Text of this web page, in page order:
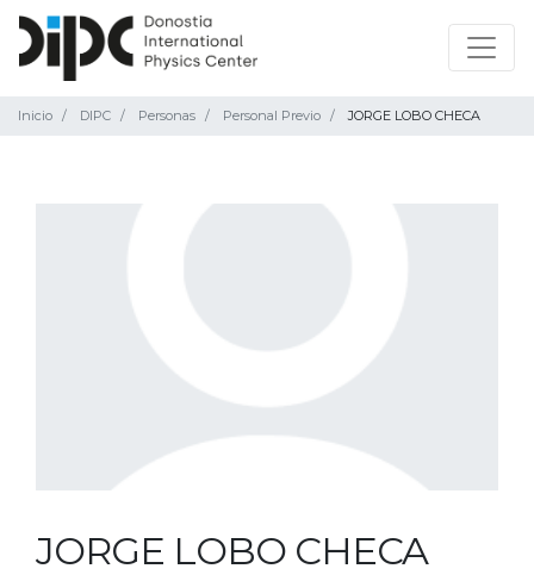
Inicio DIPC Personas Personal Previo JORGE LOBO CHECA
JORGE LOBO CHECA